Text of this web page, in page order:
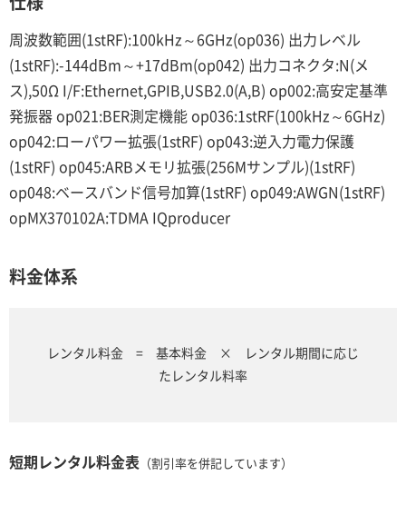
周波数範囲(1stRF):100kHz～6GHz(op036) 出力レベル
(1stRF):-144dBm～+17dBm(op042) 出力コネクタ:N(メ
ス),50Ω I/F:Ethernet,GPIB,USB2.0(A,B) op002:高安定基準
発振器 op021:BER測定機能 op036:1stRF(100kHz～6GHz)
op042:ローパワー拡張(1stRF) op043:逆入力電力保護
(1stRF) op045:ARBメモリ拡張(256Mサンプル)(1stRF)
op048:ベースバンド信号加算(1stRF) op049:AWGN(1stRF)
opMX370102A:TDMA IQproducer
料金体系
レンタル料金 = 基本料金 × レンタル期間に応じ
たレンタル料率
短期レンタル料金表 （割引率を併記しています）